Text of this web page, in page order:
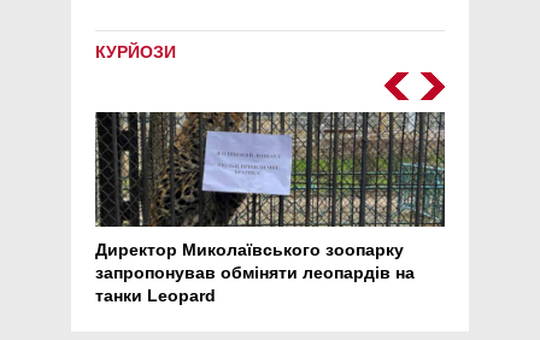
КУРЙОЗИ
Директор Миколаївського зоопарку
запропонував обміняти леопардів на
танки Leopard